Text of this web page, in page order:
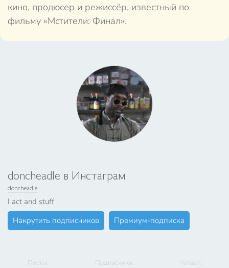
кино, продюсер и режиссёр, известный по
фильму «Мстители: Финал».
doncheadle в Инстаграм
doncheadle
I act and stuff
Накрутить подписчиков
Премиум-подписка
Посты: Подписчики: Читает: